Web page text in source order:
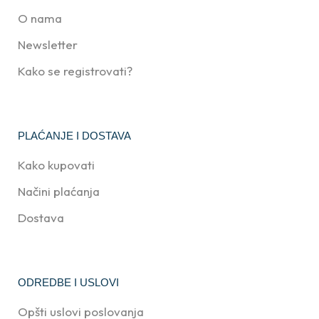
O nama
Newsletter
Kako se registrovati?
PLAĆANJE I DOSTAVA
Kako kupovati
Načini plaćanja
Dostava
ODREDBE I USLOVI
Opšti uslovi poslovanja